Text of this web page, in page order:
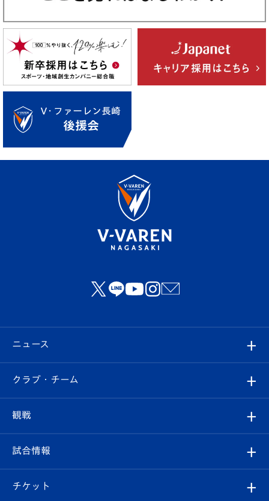
ニュース
すべて
クラブ
試合情報
クラブ・チーム
クラブ概要
観戦
観戦ルール
試合情報
試合日程/結果
チケット